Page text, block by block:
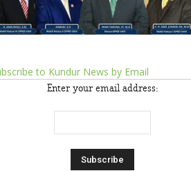
to Kundur News by Email
Enter your email address: